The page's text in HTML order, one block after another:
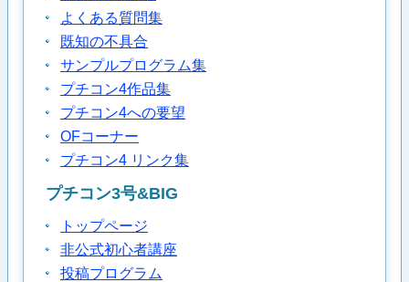
よくある質問集
既知の不具合
サンプルプログラム集
プチコン4作品集
プチコン4への要望
OFコーナー
プチコン4 リンク集
プチコン3号&BIG
トップページ
非公式初心者講座
投稿プログラム